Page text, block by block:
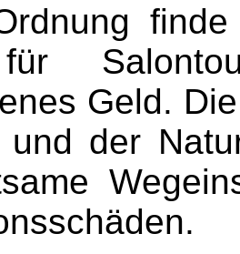
Geld.
der